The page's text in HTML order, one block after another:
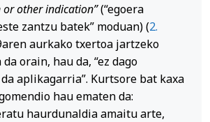
other indication”(“egoera
zantzu batek” moduan) (2.
aurkako txertoa jartzeko
orain, hau da, “ez dago
aplikagarria”. Kurtsore bat kaxa
hau ematen da:
haurdunaldia amaitu arte,